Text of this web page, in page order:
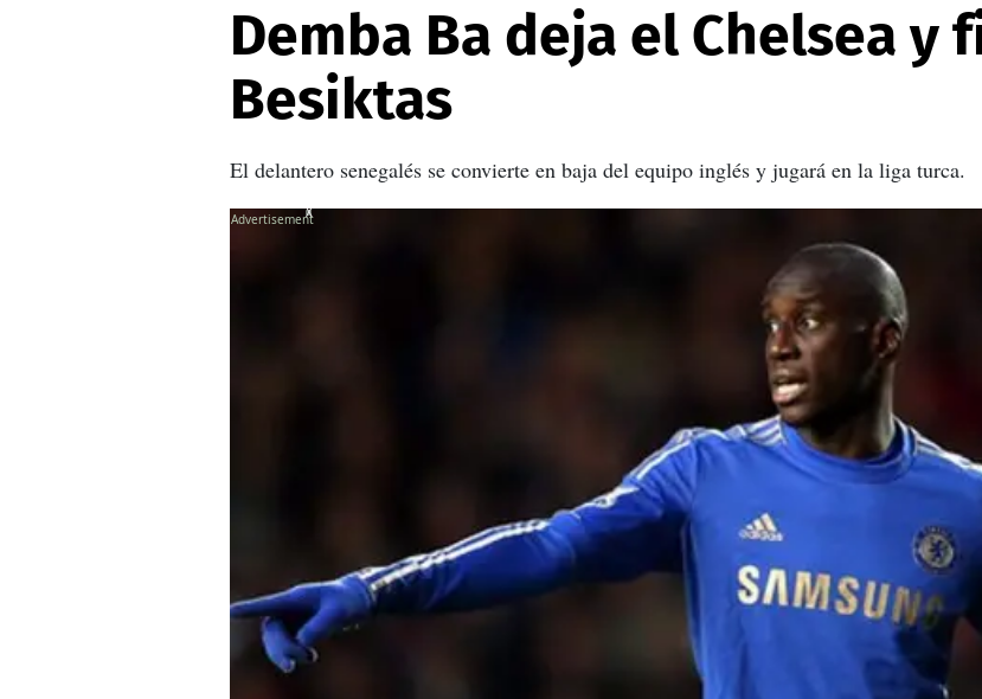
Demba Ba deja el Chelsea y
Besiktas
El delantero senegalés se convierte en baja del equipo inglés y jugará en la liga turca.
X